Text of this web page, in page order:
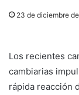
23 de diciembre
Los recientes
cambiarias
rápida reacción